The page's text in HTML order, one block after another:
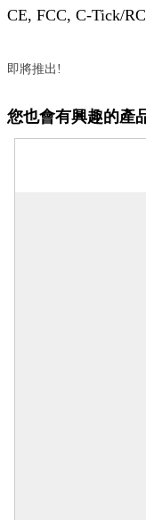
CE, FCC, C-Tick/
即將推出!
您也會有興趣的產